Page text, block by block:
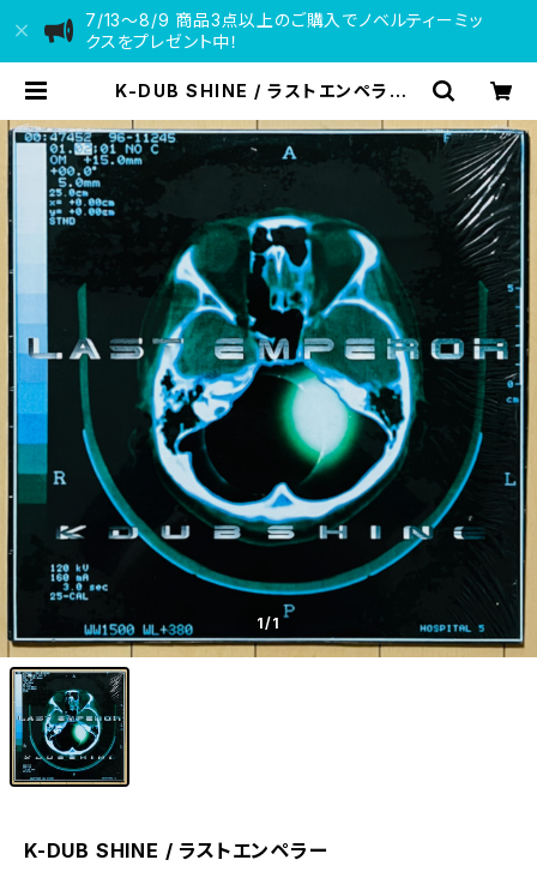
7/13〜8/9 商品3点以上のご購入でノベルティーミッ
クスをプレゼント中！
K-DUB SHINE / ラストエンペラー |
1/1
K-DUB SHINE / ラストエンペラー